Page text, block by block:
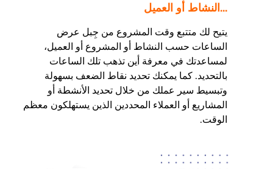
...النشاط أو العميل
يتيح لك متتبع وقت المشروع من جِبل عرض
الساعات حسب النشاط أو المشروع أو العميل،
لمساعدتك في معرفة أين تذهب تلك الساعات
بالتحديد. كما يمكنك تحديد نقاط الضعف بسهولة
وتبسيط سير عملك من خلال تحديد الأنشطة أو
المشاريع أو العملاء المحددين الذين يستهلكون معظم
الوقت.